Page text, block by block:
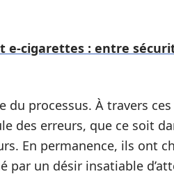
e-cigarettes : entre
processus. À travers
des erreurs, que ce soit
En permanence, ils ont
par un désir insatiable